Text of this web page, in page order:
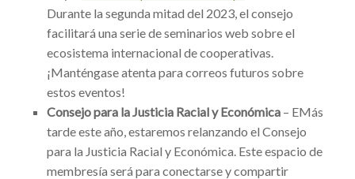
Durante la segunda mitad del 2023, el consejo
facilitará una serie de seminarios web sobre el
ecosistema internacional de cooperativas.
¡Manténgase atenta para correos futuros sobre
estos eventos!
Consejo para la Justicia Racial y Económica – EMás
tarde este año, estaremos relanzando el Consejo
para la Justicia Racial y Económica. Este espacio de
membresía será para conectarse y compartir